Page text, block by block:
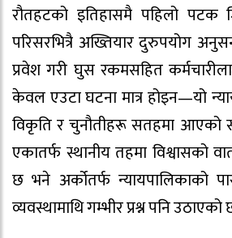
रौतहटको इतिहासमै पहिलो पटक
परिसरभित्रै अख्तियार दुरुपयोग
प्रवेश गरी घुस रकमसहित
केवल एउटा घटना मात्र होइन—यो
विकृति र चुनौतीहरू सतहमा आएको
एकातर्फ स्थानीय तहमा विश्वासको
छ भने अर्कोतर्फ न्यायपालिकाको
व्यवस्थामाथि गम्भीर प्रश्न पनि उठाएको